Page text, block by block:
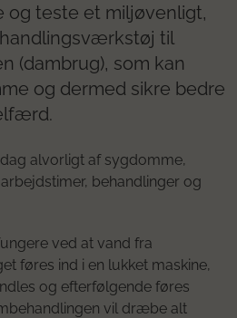
og teste et miljøvenligt,
til
(dambrug), som kan
og dermed sikre bedre
alvorligt af sygdomme,
behandlinger og
ved at vand fra
føres ind i en lukket maskine,
og efterfølgende føres
vil dræbe alt